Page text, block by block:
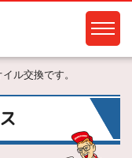
ル交換です。